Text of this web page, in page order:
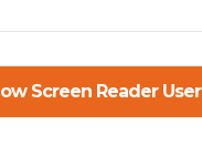
Screen Reader